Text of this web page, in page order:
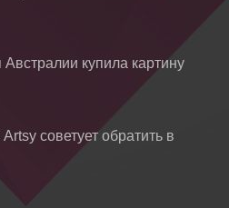
купила картину
советует обратить в